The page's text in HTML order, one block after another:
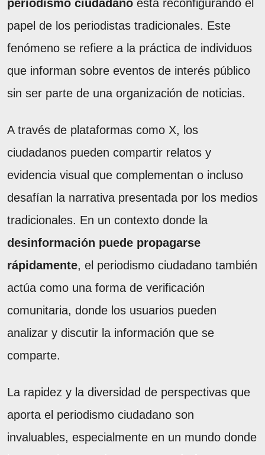
periodismo ciudadano está reconfigurando el
papel de los periodistas tradicionales. Este
fenómeno se refiere a la práctica de individuos
que informan sobre eventos de interés público
sin ser parte de una organización de noticias.
A través de plataformas como X, los
ciudadanos pueden compartir relatos y
evidencia visual que complementan o incluso
desafían la narrativa presentada por los medios
tradicionales. En un contexto donde la
desinformación puede propagarse
rápidamente, el periodismo ciudadano también
actúa como una forma de verificación
comunitaria, donde los usuarios pueden
analizar y discutir la información que se
comparte.
La rapidez y la diversidad de perspectivas que
aporta el periodismo ciudadano son
invaluables, especialmente en un mundo donde